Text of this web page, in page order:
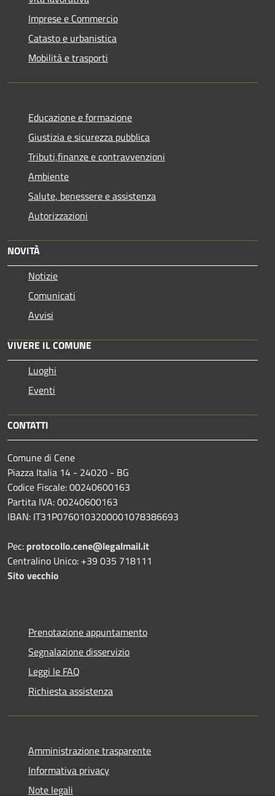
Imprese e Commercio
Catasto e urbanistica
Mobilità e trasporti
Educazione e formazione
Giustizia e sicurezza pubblica
Tributi,finanze e contravvenzioni
Ambiente
Salute, benessere e assistenza
Autorizzazioni
NOVITÀ
Notizie
Comunicati
Avvisi
VIVERE IL COMUNE
Luoghi
Eventi
CONTATTI
Comune di Cene
Piazza Italia 14 - 24020 - BG
Codice Fiscale: 00240600163
Partita IVA: 00240600163
IBAN: IT31P0760103200001078386693
Pec: protocollo.cene@legalmail.it
Centralino Unico: +39 035 718111
Sito vecchio
Prenotazione appuntamento
Segnalazione disservizio
Leggi le FAQ
Richiesta assistenza
Amministrazione trasparente
Informativa privacy
Note legali